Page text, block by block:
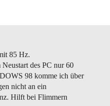
85 Hz.
des PC nur 60
98 komme ich über
nicht an ein
Hilft bei Flimmern